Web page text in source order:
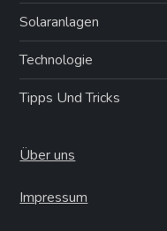
Solaranlagen
Technologie
Tipps Und Tricks
Über uns
Impressum